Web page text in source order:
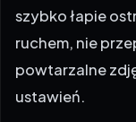
szybko łapie
ruchem, nie
powtarzalne
ustawień.